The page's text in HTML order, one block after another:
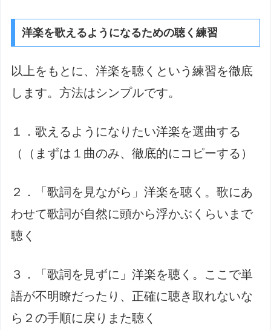
洋楽を歌えるようになるための聴く練習
以上をもとに、洋楽を聴くという練習を徹底
します。方法はシンプルです。
１．歌えるようになりたい洋楽を選曲する
（（まずは１曲のみ、徹底的にコピーする）
２．「歌詞を見ながら」洋楽を聴く。歌にあ
わせて歌詞が自然に頭から浮かぶくらいまで
聴く
３．「歌詞を見ずに」洋楽を聴く。ここで単
語が不明瞭だったり、正確に聴き取れないな
ら２の手順に戻りまた聴く